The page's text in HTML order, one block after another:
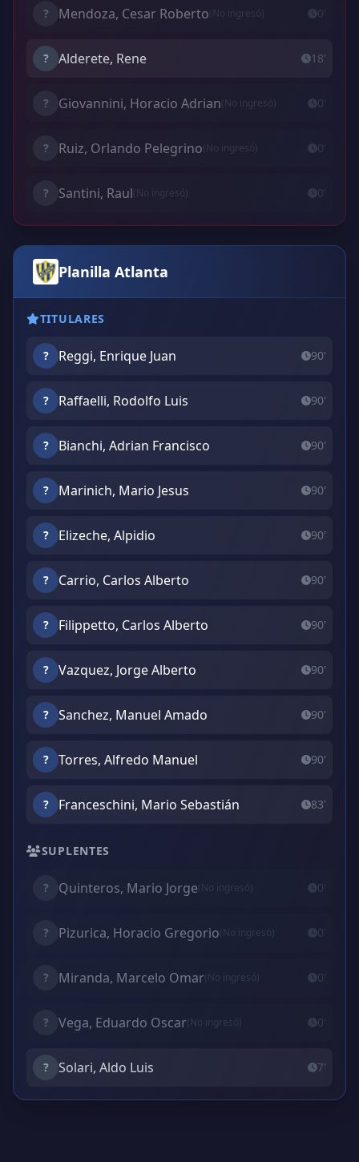
? Mendoza, Cesar Roberto(No ingresó) 0'
? Alderete, Rene 18'
? Giovannini, Horacio Adrian(No ingresó) 0'
? Ruiz, Orlando Pelegrino(No ingresó) 0'
? Santini, Raul(No ingresó) 0'
Planilla Atlanta
TITULARES
? Reggi, Enrique Juan 90'
? Raffaelli, Rodolfo Luis 90'
? Bianchi, Adrian Francisco 90'
? Marinich, Mario Jesus 90'
? Elizeche, Alpidio 90'
? Carrio, Carlos Alberto 90'
? Filippetto, Carlos Alberto 90'
? Vazquez, Jorge Alberto 90'
? Sanchez, Manuel Amado 90'
? Torres, Alfredo Manuel 90'
? Franceschini, Mario Sebastián 83'
SUPLENTES
? Quinteros, Mario Jorge(No ingresó) 0'
? Pizurica, Horacio Gregorio(No ingresó) 0'
? Miranda, Marcelo Omar(No ingresó) 0'
? Vega, Eduardo Oscar(No ingresó) 0'
? Solari, Aldo Luis 7'